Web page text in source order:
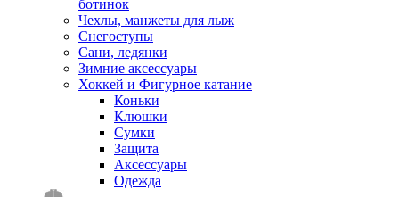
ботинок
Чехлы, манжеты для лыж
Снегоступы
Сани, ледянки
Зимние аксессуары
Хоккей и Фигурное катание
Коньки
Клюшки
Сумки
Защита
Аксессуары
Одежда